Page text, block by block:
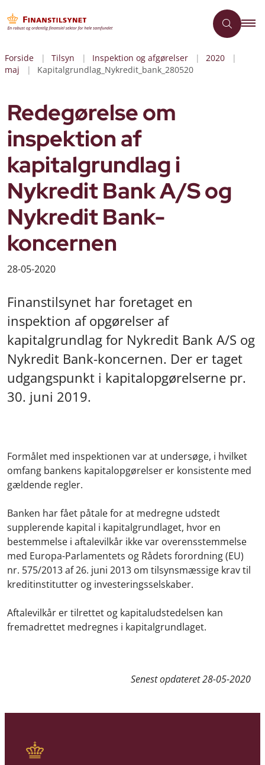
Forside Tilsyn Inspektion og afgørelser
2020
maj
Kapitalgrundlag_Nykredit_bank_280520
Redegørelse om
inspektion af
kapitalgrundlag i
Nykredit Bank A/S og
Nykredit Bank-
koncernen
28-05-2020
Finanstilsynet har foretaget en
inspektion af opgørelser af
kapitalgrundlag for Nykredit Bank A/S og
Nykredit Bank-koncernen. Der er taget
udgangspunkt i kapitalopgørelserne pr.
30. juni 2019.
Formålet med inspektionen var at undersøge, i hvilket
omfang bankens kapitalopgørelser er konsistente med
gældende regler.
Banken har fået påtale for at medregne udstedt
supplerende kapital i kapitalgrundlaget, hvor en
bestemmelse i aftalevilkår ikke var overensstemmelse
med Europa-Parlamentets og Rådets forordning (EU)
nr. 575/2013 af 26. juni 2013 om tilsynsmæssige krav til
kreditinstitutter og investeringsselskaber.
Aftalevilkår er tilrettet og kapitaludstedelsen kan
fremadrettet medregnes i kapitalgrundlaget.
Senest opdateret28-05-2020